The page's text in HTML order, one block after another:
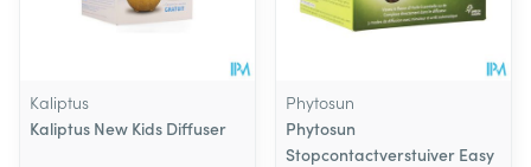
Kaliptus
Kaliptus New Kids Diffuser
Phytosun
Phytosun
Stopcontactverstuiver Easy